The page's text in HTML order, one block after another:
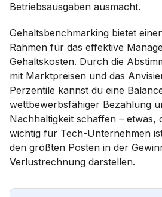
Betriebsausgaben ausmacht.
Gehaltsbenchmarking bietet
Rahmen für das effektive
Gehaltskosten. Durch die
mit Marktpreisen und das
Perzentile kannst du eine
wettbewerbsfähiger Bezahlung
Nachhaltigkeit schaffen – etwas,
wichtig für Tech-Unternehmen
den größten Posten in der
Verlustrechnung darstellen.